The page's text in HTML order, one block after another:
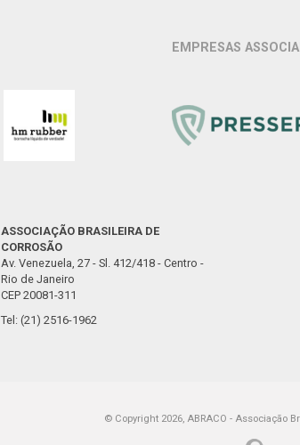
EMPRESAS
ASSOCIAÇÃO BRASILEIRA DE
CORROSÃO
Av. Venezuela, 27 - Sl. 412/418 - Centro -
Rio de Janeiro
CEP 20081-311
Tel: (21) 2516-1962
© Copyright 2026, ABRACO - Associação